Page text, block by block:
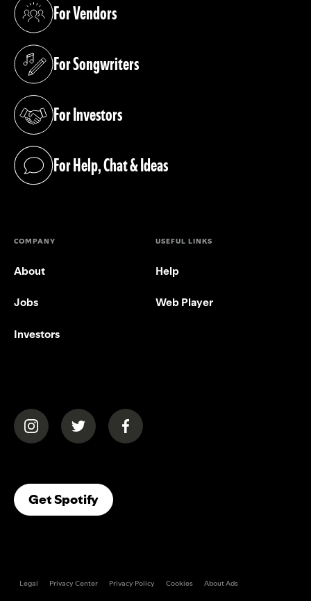
For Vendors
(opens in a new tab)
For Songwriters
(opens in a new tab)
For Investors
(opens in a new tab)
For Help, Chat & Ideas
(opens in a new tab)
COMPANY
About
Jobs
Investors
USEFUL LINKS
Help
Web Player
(opens in a new tab)(opens in a new tab)(opens in a new tab)
Get Spotify(opens In A New Tab)
Legal Privacy Center Privacy Policy Cookies About Ads